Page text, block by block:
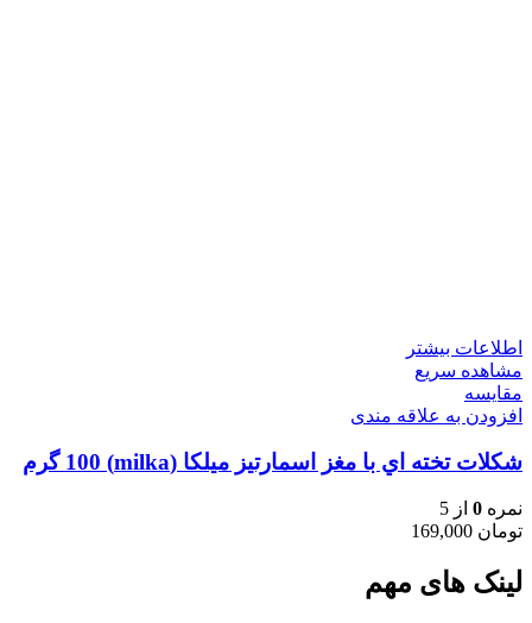
اطلاعات بیشتر
مشاهده سریع
مقایسه
افزودن به علاقه مندی
شكلات تخته اي با مغز اسمارتيز ميلكا (milka) 100 گرم
نمره 0 از 5
تومان
لینک های مهم